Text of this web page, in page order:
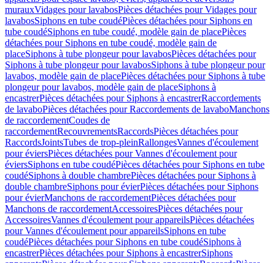
murauxVidages pour lavabosPièces détachées pour Vidages pour
lavabosSiphons en tube coudéPièces détachées pour Siphons en
tube coudéSiphons en tube coudé, modèle gain de placePièces
détachées pour Siphons en tube coudé, modèle gain de
placeSiphons à tube plongeur pour lavabosPièces détachées pour
Siphons à tube plongeur pour lavabosSiphons à tube plongeur pour
lavabos, modèle gain de placePièces détachées pour Siphons à tube
plongeur pour lavabos, modèle gain de placeSiphons à
encastrerPièces détachées pour Siphons à encastrerRaccordements
de lavaboPièces détachées pour Raccordements de lavaboManchons
de raccordementCoudes de
raccordementRecouvrementsRaccordsPièces détachées pour
RaccordsJointsTubes de trop-pleinRallongesVannes d'écoulement
pour éviersPièces détachées pour Vannes d'écoulement pour
éviersSiphons en tube coudéPièces détachées pour Siphons en tube
coudéSiphons à double chambrePièces détachées pour Siphons à
double chambreSiphons pour évierPièces détachées pour Siphons
pour évierManchons de raccordementPièces détachées pour
Manchons de raccordementAccessoiresPièces détachées pour
AccessoiresVannes d'écoulement pour appareilsPièces détachées
pour Vannes d'écoulement pour appareilsSiphons en tube
coudéPièces détachées pour Siphons en tube coudéSiphons à
encastrerPièces détachées pour Siphons à encastrerSiphons